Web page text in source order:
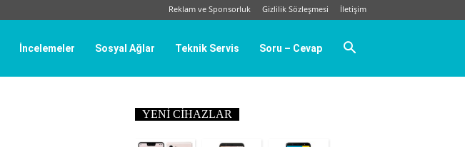
Reklam ve Sponsorluk Gizlilik Sözleşmesi İletişim
İncelemeler Sosyal Ağlar Teknik Servis Soru – Cevap
YENI CIHAZLAR